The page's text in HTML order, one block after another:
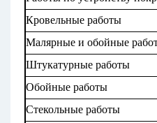
Кровельные работы
Малярные и обойные
Штукатурные работы
Обойные работы
Стекольные работы